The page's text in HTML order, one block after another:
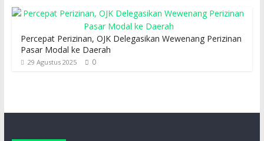
Percepat Perizinan, OJK Delegasikan Wewenang Perizinan
Pasar Modal ke Daerah
29 Agustus 2025 0